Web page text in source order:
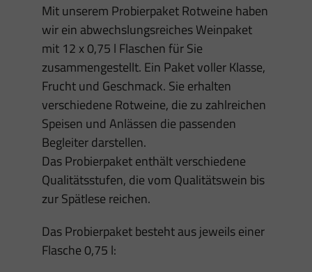
Mit unserem Probierpaket Rotweine haben
wir ein abwechslungsreiches Weinpaket
mit 12 x 0,75 l Flaschen für Sie
zusammengestellt. Ein Paket voller Klasse,
Frucht und Geschmack. Sie erhalten
verschiedene Rotweine, die zu zahlreichen
Speisen und Anlässen die passenden
Begleiter darstellen.
Das Probierpaket enthält verschiedene
Qualitätsstufen, die vom Qualitätswein bis
zur Spätlese reichen.
Das Probierpaket besteht aus jeweils einer
Flasche 0,75 l: